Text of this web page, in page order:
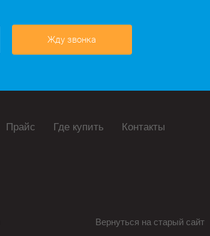
Жду звонка
Прайс Где купить Контакты
Вернуться на старый сайт